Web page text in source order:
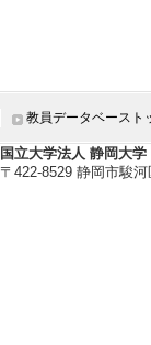
教員データベースト
国立大学法人 静岡大学
〒422-8529 静岡市駿河